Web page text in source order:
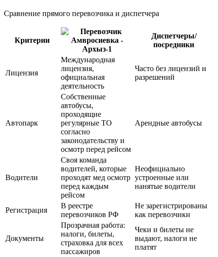
Сравнение прямого перевозчика и диспетчера
Критерии
Диспетчеры/
посредники
Лицензия
Международная
лицензия,
официальная
деятельность
Часто без лицензий и
разрешений
Автопарк
Собственные
автобусы,
проходящие
регулярные ТО
согласно
законодательству и
осмотр перед рейсом
Арендные автобусы
Водители
Своя команда
водителей, которые
проходят мед осмотр
перед каждым
рейсом
Неофициально
устроенные или
нанятые водители
Регистрация
В реестре
перевозчиков РФ
Не зарегистрированы
как перевозчики
Документы
Прозрачная работа:
налоги, билеты,
страховка для всех
пассажиров
Чеки и билеты не
выдают, налоги не
платят